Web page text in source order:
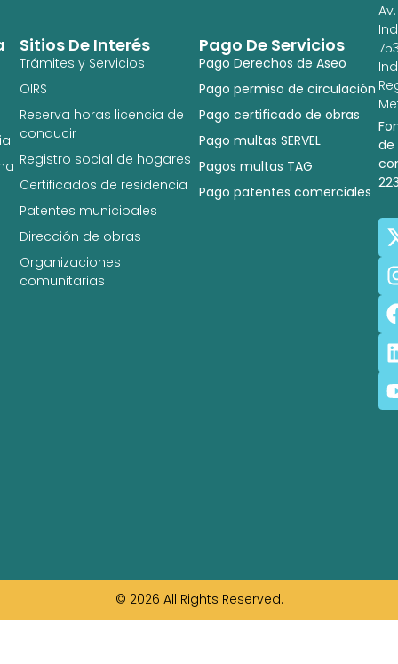
Pago De Servicios
Pago Derechos de Aseo
Pago permiso de circulación
Pago certificado de obras
Pago multas SERVEL
Pagos multas TAG
Pago patentes comerciales
Sitios De Interés
Trámites y Servicios
OIRS
Reserva horas licencia de
conducir
Registro social de hogares
Certificados de residencia
Patentes municipales
Dirección de obras
Organizaciones
comunitarias
Av.
de
© 2026 All Rights Reserved.